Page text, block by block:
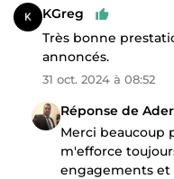
KGreg
Très bonne
annoncés.
31 oct. 2024 à 08:52
Réponse de
Merci beaucoup
m'efforce
engagements et